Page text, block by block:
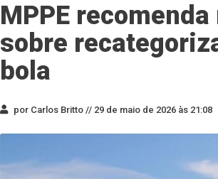
MPPE
sobre
bola
por Carlos Britto // 29 de maio de 2026 às 21:08